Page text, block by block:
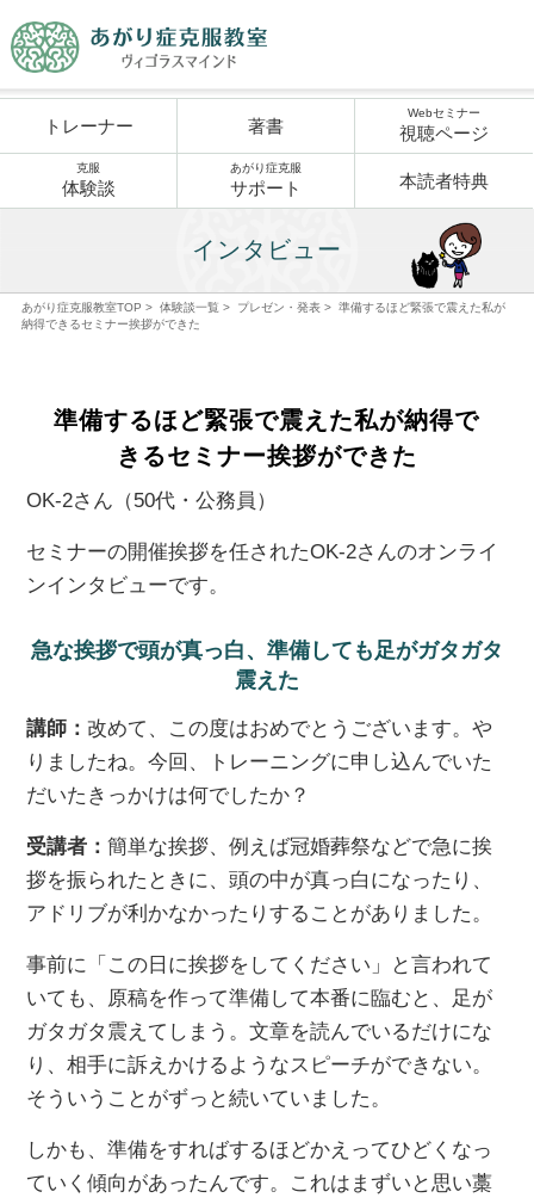
トレーナー 著書
Webセミナー
視聴ページ
克服
体験談
あがり症克服
サポート 本読者特典
インタビュー
あがり症克服教室TOP > 体験談一覧 > プレゼン・発表> 準備するほど緊張で震えた私が
納得できるセミナー挨拶ができた
準備するほど緊張で震えた私が納得で
きるセミナー挨拶ができた
OK-2さん（50代・公務員）
セミナーの開催挨拶を任されたOK-2さんのオンライ
ンインタビューです。
急な挨拶で頭が真っ白、準備しても足がガタガタ
震えた
講師：改めて、この度はおめでとうございます。や
りましたね。今回、トレーニングに申し込んでいた
だいたきっかけは何でしたか？
受講者：簡単な挨拶、例えば冠婚葬祭などで急に挨
拶を振られたときに、頭の中が真っ白になったり、
アドリブが利かなかったりすることがありました。
事前に「この日に挨拶をしてください」と言われて
いても、原稿を作って準備して本番に臨むと、足が
ガタガタ震えてしまう。文章を読んでいるだけにな
り、相手に訴えかけるようなスピーチができない。
そういうことがずっと続いていました。
しかも、準備をすればするほどかえってひどくなっ
ていく傾向があったんです。これはまずいと思い藁